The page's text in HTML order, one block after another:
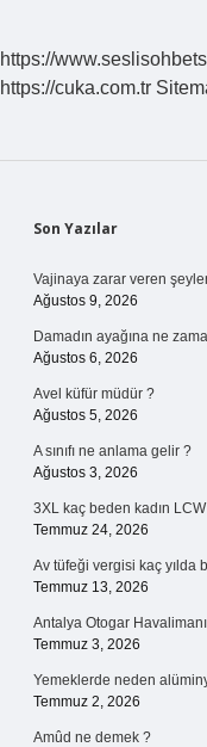
https://
https://cuka.com.tr
Sidebar
Son Yazılar
Vajinaya zarar veren
Ağustos 9, 2026
Damadın ayağına ne
Ağustos 6, 2026
Avel küfür müdür ?
Ağustos 5, 2026
A sınıfı ne anlama gelir ?
Ağustos 3, 2026
3XL kaç beden kadın
Temmuz 24, 2026
Av tüfeği vergisi kaç yılda
Temmuz 13, 2026
Antalya Otogar
Temmuz 3, 2026
Yemeklerde neden
Temmuz 2, 2026
Amûd ne demek ?